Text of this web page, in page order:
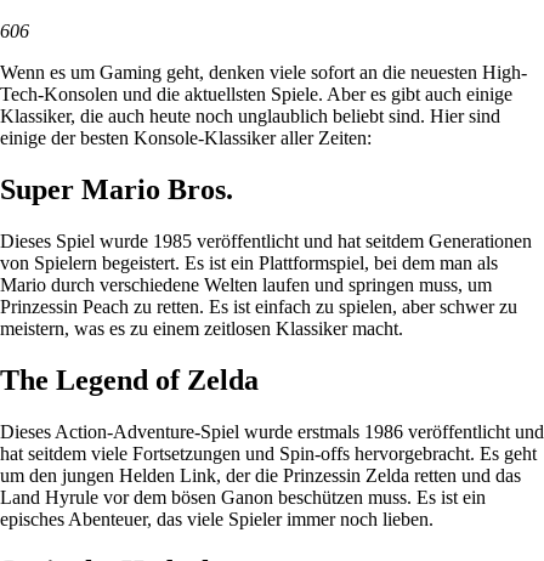
606
Wenn es um Gaming geht, denken viele sofort an die neuesten High-
Tech-Konsolen und die aktuellsten Spiele. Aber es gibt auch einige
Klassiker, die auch heute noch unglaublich beliebt sind. Hier sind
einige der besten Konsole-Klassiker aller Zeiten:
Super Mario Bros.
Dieses Spiel wurde 1985 veröffentlicht und hat seitdem Generationen
von Spielern begeistert. Es ist ein Plattformspiel, bei dem man als
Mario durch verschiedene Welten laufen und springen muss, um
Prinzessin Peach zu retten. Es ist einfach zu spielen, aber schwer zu
meistern, was es zu einem zeitlosen Klassiker macht.
The Legend of Zelda
Dieses Action-Adventure-Spiel wurde erstmals 1986 veröffentlicht und
hat seitdem viele Fortsetzungen und Spin-offs hervorgebracht. Es geht
um den jungen Helden Link, der die Prinzessin Zelda retten und das
Land Hyrule vor dem bösen Ganon beschützen muss. Es ist ein
episches Abenteuer, das viele Spieler immer noch lieben.